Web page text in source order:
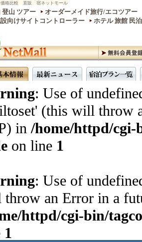
格比較 直販 宿ネットモール
登山 ツアー
オーダーメイド旅行/エコツアー
向けサイトコントローラー
ホテル 旅館 民
: Use of
(this will throw
in/home/httpd/cgi-
on line 1
: Use of
an Error in a
httpd/cgi-bin/
1